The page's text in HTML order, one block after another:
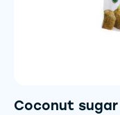
Coconut sugar